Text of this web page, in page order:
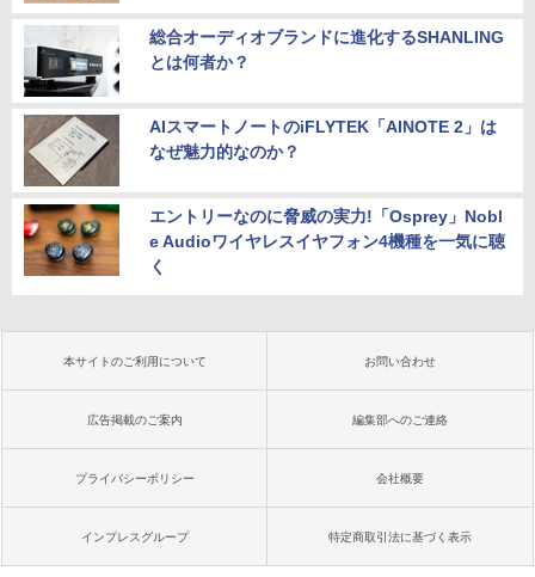
総合オーディオブランドに進化するSHANLING
とは何者か？
AIスマートノートのiFLYTEK「AINOTE 2」は
なぜ魅力的なのか？
エントリーなのに脅威の実力!「Osprey」Nobl
e Audioワイヤレスイヤフォン4機種を一気に聴
く
本サイトのご利用について お問い合わせ
広告掲載のご案内 編集部へのご連絡
プライバシーポリシー 会社概要
インプレスグループ 特定商取引法に基づく表示